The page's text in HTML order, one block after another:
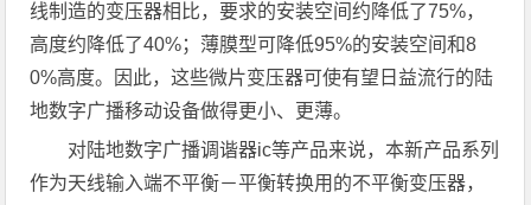
线制造的变压器相比，要求的安装空间约降低了75%，
高度约降低了40%；薄膜型可降低95%的安装空间和8
0%高度。因此，这些微片变压器可使有望日益流行的陆
地数字广播移动设备做得更小、更薄。
对陆地数字广播调谐器ic等产品来说，本新产品系列
作为天线输入端不平衡－平衡转换用的不平衡变压器，